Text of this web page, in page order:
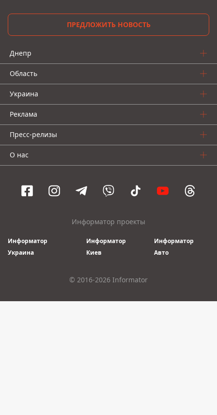
ПРЕДЛОЖИТЬ НОВОСТЬ
Днепр
Область
Украина
Реклама
Пресс-релизы
О нас
Информатор проекты
Информатор
Украина
Информатор
Киев
Информатор
Авто
© 2016-2026 Informator